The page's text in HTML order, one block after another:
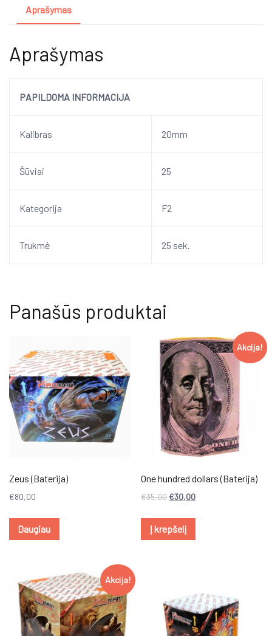
Aprašymas
Aprašymas
PAPILDOMA INFORMACIJA
Kalibras 20mm
Šūviai 25
Kategorija F2
Trukmė 25 sek.
Panašūs produktai
Zeus (Baterija)
€80,00
Daugiau
Akcija!
One hundred dollars (Baterija)
€35,00 €30,00
Į krepšelį
Akcija!